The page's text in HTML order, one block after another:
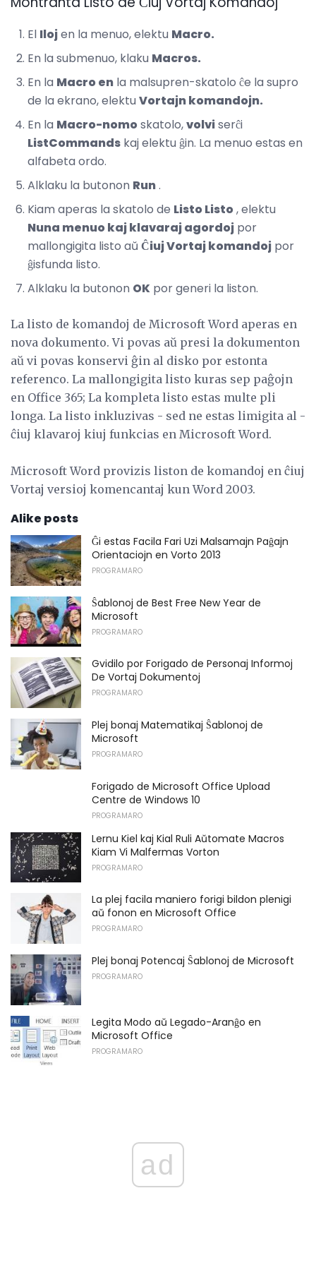
El Ilojen la menuo, elektu Macro.
En la submenuo, klaku Macros.
En la Macro en la malsupren-skatolo ĉe la supro
de la ekrano, elektu Vortajn komandojn.
En la Macro-nomoskatolo,volviserĉi
ListCommands kaj elektu ĝin. La menuo estas en
alfabeta ordo.
Alklaku la butonon Run.
Kiam aperas la skatolo de Listo Listo, elektu
Nuna menuo kaj klavaraj agordoj por
mallongigita listo aŭ Ĉiuj Vortaj komandoj por
ĝisfunda listo.
Alklaku la butonon OK por generi la liston.
La listo de komandoj de Microsoft Word aperas en
nova dokumento. Vi povas aŭ presi la dokumenton
aŭ vi povas konservi ĝin al disko por estonta
referenco. La mallongigita listo kuras sep paĝojn
en Office 365; La kompleta listo estas multe pli
longa. La listo inkluzivas - sed ne estas limigita al -
ĉiuj klavaroj kiuj funkcias en Microsoft Word.
Microsoft Word provizis liston de komandoj en ĉiuj
Vortaj versioj komencantaj kun Word 2003.
Alike posts
Ĝi estas Facila Fari Uzi Malsamajn Paĝajn
Orientaciojn en Vorto 2013
PROGRAMARO
Ŝablonoj de Best Free New Year de
Microsoft
PROGRAMARO
Gvidilo por Forigado de Personaj Informoj
De Vortaj Dokumentoj
PROGRAMARO
Plej bonaj Matematikaj Ŝablonoj de
Microsoft
PROGRAMARO
Forigado de Microsoft Office Upload
Centre de Windows 10
PROGRAMARO
Lernu Kiel kaj Kial Ruli Aŭtomate Macros
Kiam Vi Malfermas Vorton
PROGRAMARO
La plej facila maniero forigi bildon plenigi
aŭ fonon en Microsoft Office
PROGRAMARO
Plej bonaj Potencaj Ŝablonoj de Microsoft
PROGRAMARO
Legita Modo aŭ Legado-Aranĝo en
Microsoft Office
PROGRAMARO
ad